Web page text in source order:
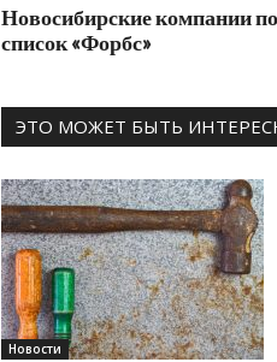
Новосибирские компании
список «Форбс»
ЭТО МОЖЕТ БЫТЬ
Новости